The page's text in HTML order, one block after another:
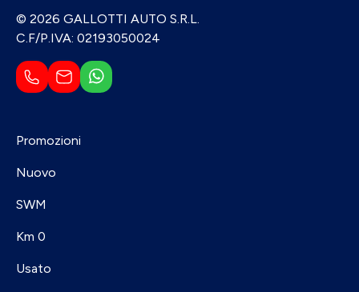
© 2026 GALLOTTI AUTO S.R.L.
C.F/P.IVA: 02193050024
Promozioni
Nuovo
SWM
Km 0
Usato